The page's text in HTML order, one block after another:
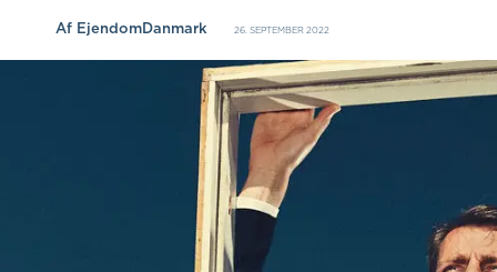
Af EjendomDanmark 26. SEPTEMBER 2022